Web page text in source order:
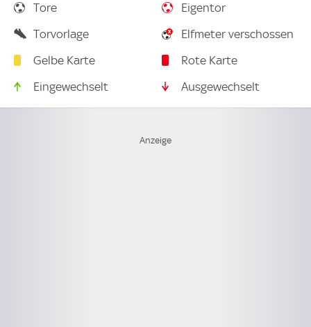
Tore
Eigentor
Torvorlage
Elfmeter verschossen
Gelbe Karte
Rote Karte
Eingewechselt
Ausgewechselt